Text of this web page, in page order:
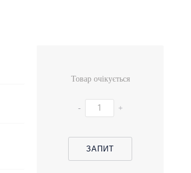
Товар очікується
- +
ЗАПИТ